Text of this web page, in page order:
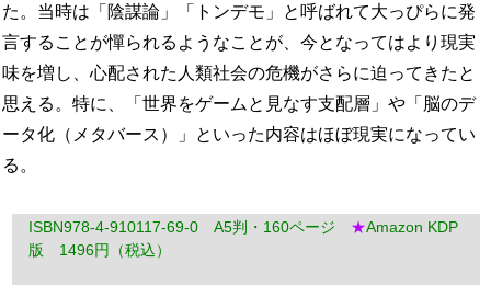
た。当時は「陰謀論」「トンデモ」と呼ばれて大っぴらに発
言することが憚られるようなことが、今となってはより現実
味を増し、心配された人類社会の危機がさらに迫ってきたと
思える。特に、「世界をゲームと見なす支配層」や「脳のデ
ータ化（メタバース）」といった内容はほぼ現実になってい
る。
ISBN978-4-910117-69-0 A5判・160ページ ★Amazon KDP
版 1496円（税込）